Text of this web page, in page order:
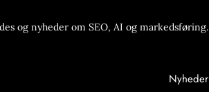
og nyheder om SEO, AI og markedsføring.
Nyheder